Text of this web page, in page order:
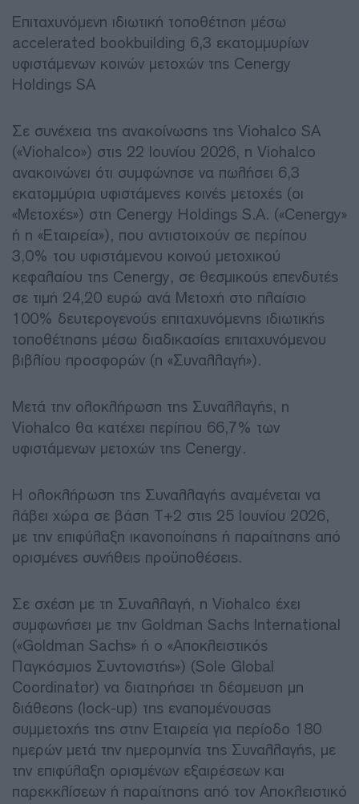
Επιταχυνόμενη ιδιωτική τοποθέτηση μέσω
accelerated bookbuilding 6,3 εκατομμυρίων
υφιστάμενων κοινών μετοχών της Cenergy
Holdings SA
Σε συνέχεια της ανακοίνωσης της Viohalco SA
(«Viohalco») στις 22 Ιουνίου 2026, η Viohalco
ανακοινώνει ότι συμφώνησε να πωλήσει 6,3
εκατομμύρια υφιστάμενες κοινές μετοχές (οι
«Μετοχές») στη Cenergy Holdings S.A. («Cenergy»
ή η «Εταιρεία»), που αντιστοιχούν σε περίπου
3,0% του υφιστάμενου κοινού μετοχικού
κεφαλαίου της Cenergy, σε θεσμικούς επενδυτές
σε τιμή 24,20 ευρώ ανά Μετοχή στο πλαίσιο
100% δευτερογενούς επιταχυνόμενης ιδιωτικής
τοποθέτησης μέσω διαδικασίας επιταχυνόμενου
βιβλίου προσφορών (η «Συναλλαγή»).
Μετά την ολοκλήρωση της Συναλλαγής, η
Viohalco θα κατέχει περίπου 66,7% των
υφιστάμενων μετοχών της Cenergy.
Η ολοκλήρωση της Συναλλαγής αναμένεται να
λάβει χώρα σε βάση T+2 στις 25 Ιουνίου 2026,
με την επιφύλαξη ικανοποίησης ή παραίτησης από
ορισμένες συνήθεις προϋποθέσεις.
Σε σχέση με τη Συναλλαγή, η Viohalco έχει
συμφωνήσει με την Goldman Sachs International
(«Goldman Sachs» ή ο «Αποκλειστικός
Παγκόσμιος Συντονιστής») (Sole Global
Coordinator) να διατηρήσει τη δέσμευση μη
διάθεσης (lock-up) της εναπομένουσας
συμμετοχής της στην Εταιρεία για περίοδο 180
ημερών μετά την ημερομηνία της Συναλλαγής, με
την επιφύλαξη ορισμένων εξαιρέσεων και
παρεκκλίσεων ή παραίτησης από τον Αποκλειστικό